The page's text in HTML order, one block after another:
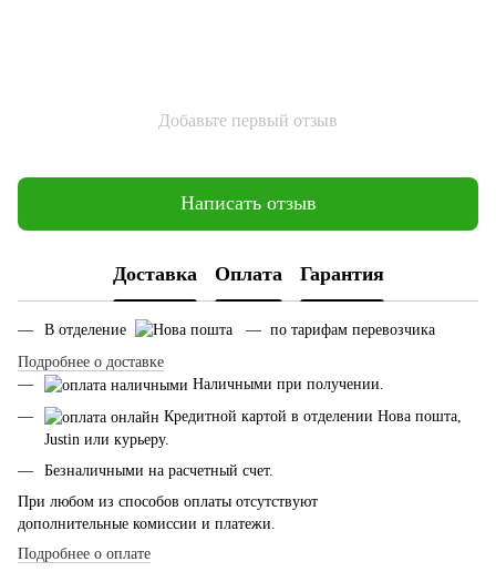
Добавьте первый отзыв
Написать отзыв
Доставка Оплата Гарантия
В отделение
— по тарифам перевозчика
Подробнее о доставке
Наличными при получении.
Кредитной картой в отделении Нова пошта,
Justin или курьеру.
Безналичными на расчетный счет.
При любом из способов оплаты отсутствуют
дополнительные комиссии и платежи.
Подробнее о оплате